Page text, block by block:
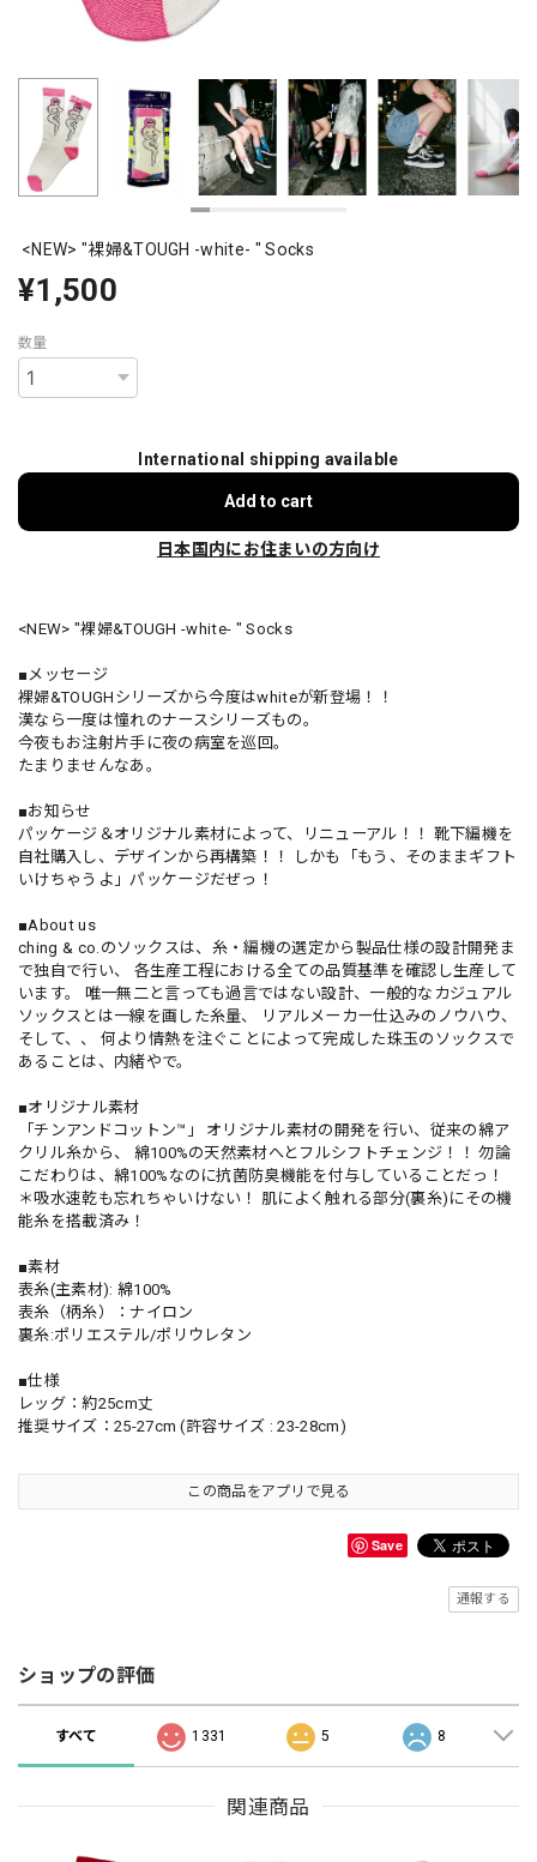
<NEW> "裸婦&TOUGH -white- " Socks
¥1,500
数量
International shipping available
Add to cart
日本国内にお住まいの方向け
<NEW> "裸婦&TOUGH -white- " Socks
■メッセージ
裸婦&TOUGHシリーズから今度はwhiteが新登場！！
漢なら一度は憧れのナースシリーズもの。
今夜もお注射片手に夜の病室を巡回。
たまりませんなあ。
■お知らせ
パッケージ＆オリジナル素材によって、リニューアル！！ 靴下編機を
自社購入し、デザインから再構築！！ しかも「もう、そのままギフト
いけちゃうよ」パッケージだぜっ！
■About us
ching & co.のソックスは、糸・編機の選定から製品仕様の設計開発ま
で独自で行い、 各生産工程における全ての品質基準を確認し生産して
います。 唯一無二と言っても過言ではない設計、一般的なカジュアル
ソックスとは一線を画した糸量、 リアルメーカー仕込みのノウハウ、
そして、、 何より情熱を注ぐことによって完成した珠玉のソックスで
あることは、内緒やで。
■オリジナル素材
「チンアンドコットン™」 オリジナル素材の開発を行い、従来の綿ア
クリル糸から、 綿100%の天然素材へとフルシフトチェンジ！！ 勿論
こだわりは、綿100%なのに抗菌防臭機能を付与していることだっ！
＊吸水速乾も忘れちゃいけない！ 肌によく触れる部分(裏糸)にその機
能糸を搭載済み！
■素材
表糸(主素材): 綿100%
表糸（柄糸）：ナイロン
裏糸:ポリエステル/ポリウレタン
■仕様
レッグ：約25cm丈
推奨サイズ：25-27cm (許容サイズ : 23-28cm)
この商品をアプリで見る
Save
通報する
ショップの評価
すべて 1331 5 8
関連商品